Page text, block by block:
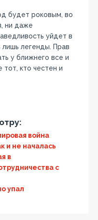
будет роковым, во
ни даже
уйдет в
легенды. Прав
у ближнего все и
тот, кто честен и
война
и не началась
в
с
упал